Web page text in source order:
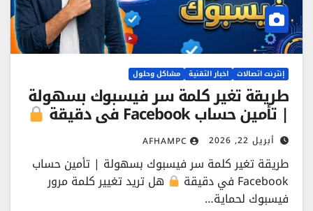
إنترنت اتصالات اخبار التقنية مشاكل وحلول
طريقة تغير كلمة سر فيسبوك بسهولة
| تأمين حساب Facebook في دقيقة
أبريل 22, 2026 AFHAMPC
طريقة تغير كلمة سر فيسبوك بسهولة | تأمين حساب
Facebook في دقيقة
هل تريد تغيير كلمة مرور
فيسبوك لحماية…